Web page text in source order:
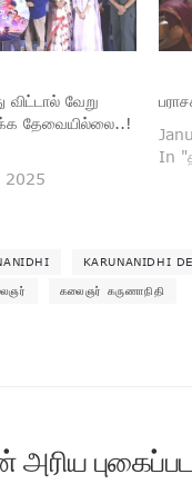
விட்டால் வேறு
தேவையில்லை..!
2025
In
KARUNANIDHI
கலைஞர் கருணாநிதி